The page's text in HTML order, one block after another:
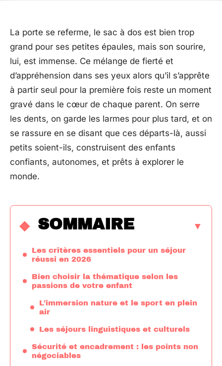
La porte se referme, le sac à dos est bien trop
grand pour ses petites épaules, mais son sourire,
lui, est immense. Ce mélange de fierté et
d’appréhension dans ses yeux alors qu’il s’apprête
à partir seul pour la première fois reste un moment
gravé dans le cœur de chaque parent. On serre
les dents, on garde les larmes pour plus tard, et on
se rassure en se disant que ces départs-là, aussi
petits soient-ils, construisent des enfants
confiants, autonomes, et prêts à explorer le
monde.
SOMMAIRE
Les critères essentiels pour un séjour
réussi en 2026
Bien choisir la thématique selon les
passions de votre enfant
L’immersion nature et le sport en plein
air
Les séjours linguistiques et culturels
Sécurité et encadrement : les points non
négociables